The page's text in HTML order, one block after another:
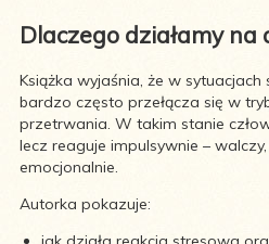
Dlaczego działamy na
Książka wyjaśnia, że w
bardzo często przełącza się w
przetrwania. W takim stanie
lecz reaguje impulsywnie –
emocjonalnie.
Autorka pokazuje: